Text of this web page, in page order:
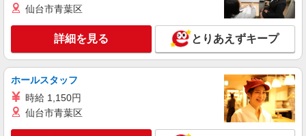
時給1400円 ◆前払い・日払い・週払いOK
福岡県田川市
キープ 詳細を見る
派遣社員
株式会社kotrio /●FK-H-2012227
田川市｜未経験でも大丈夫◎研修が手厚い有料
住宅の介護♪
仙台市青葉区
詳細を見る とりあえずキープ
ホールスタッフ
時給 1,150円
仙台市青葉区